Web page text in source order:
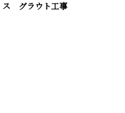
ス グラウト工事